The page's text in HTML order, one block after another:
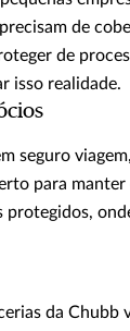
de
de
isso realidade.
seguro
para manter
protegidos,
da Chubb